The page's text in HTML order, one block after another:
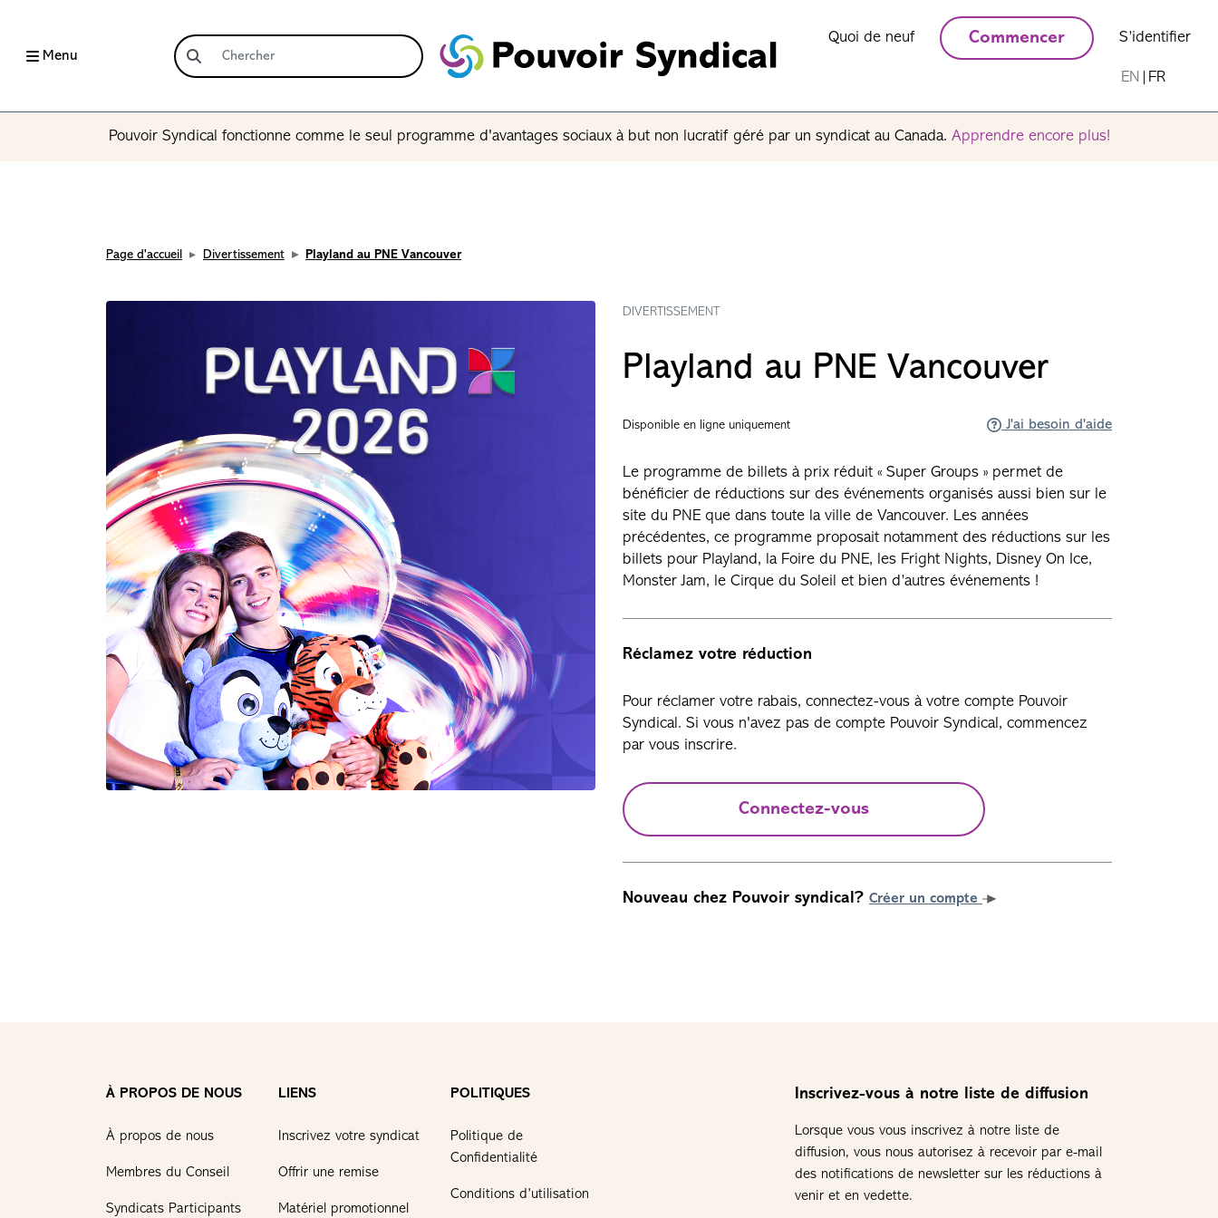
Menu
Quoi de neuf Commencer S’identifier
EN FR
Pouvoir Syndical fonctionne comme le seul programme d'avantages sociaux à but non lucratif géré par un syndicat au Canada. Apprendre encore plus!
Page d'accueil Divertissement Playland au PNE Vancouver
DIVERTISSEMENT
Playland au PNE Vancouver
Disponible en ligne uniquement J'ai besoin d'aide
Le programme de billets à prix réduit « Super Groups » permet de
bénéficier de réductions sur des événements organisés aussi bien sur le
site du PNE que dans toute la ville de Vancouver. Les années
précédentes, ce programme proposait notamment des réductions sur les
billets pour Playland, la Foire du PNE, les Fright Nights, Disney On Ice,
Monster Jam, le Cirque du Soleil et bien d’autres événements !
Réclamez votre réduction
Pour réclamer votre rabais, connectez-vous à votre compte Pouvoir
Syndical. Si vous n'avez pas de compte Pouvoir Syndical, commencez
par vous inscrire.
Connectez-vous
Nouveau chez Pouvoir syndical? Créer un compte
À PROPOS DE NOUS
À propos de nous
Membres du Conseil
Syndicats Participants
LIENS
Inscrivez votre syndicat
Offrir une remise
Matériel promotionnel
POLITIQUES
Politique de
Confidentialité
Conditions d’utilisation
Inscrivez-vous à notre liste de diffusion
Lorsque vous vous inscrivez à notre liste de
diffusion, vous nous autorisez à recevoir par e-mail
des notifications de newsletter sur les réductions à
venir et en vedette.